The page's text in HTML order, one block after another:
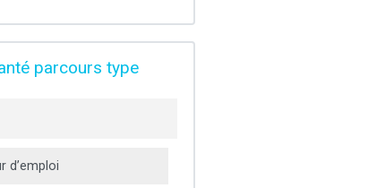
parcours type
d’emploi